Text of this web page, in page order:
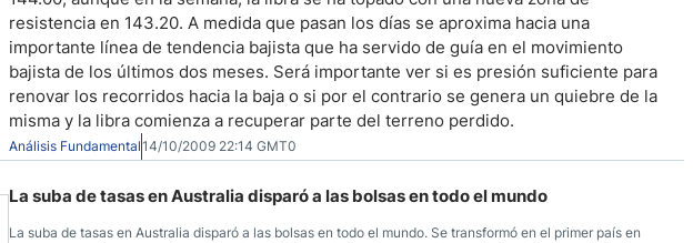
resistencia en 143.20. A medida que pasan los días se aproxima hacia una
importante línea de tendencia bajista que ha servido de guía en el movimiento
bajista de los últimos dos meses. Será importante ver si es presión suficiente para
renovar los recorridos hacia la baja o si por el contrario se genera un quiebre de la
misma y la libra comienza a recuperar parte del terreno perdido.
Análisis Fundamental14/10/2009 22:14 GMT0
La suba de tasas en Australia disparó a las bolsas en todo el mundo
La suba de tasas en Australia disparó a las bolsas en todo el mundo. Se transformó en el primer país en